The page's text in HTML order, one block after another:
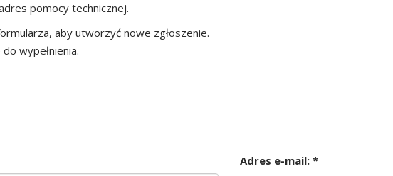
pomocy technicznej.
aby utworzyć nowe zgłoszenie.
wypełnienia.
Adres e-mail: *